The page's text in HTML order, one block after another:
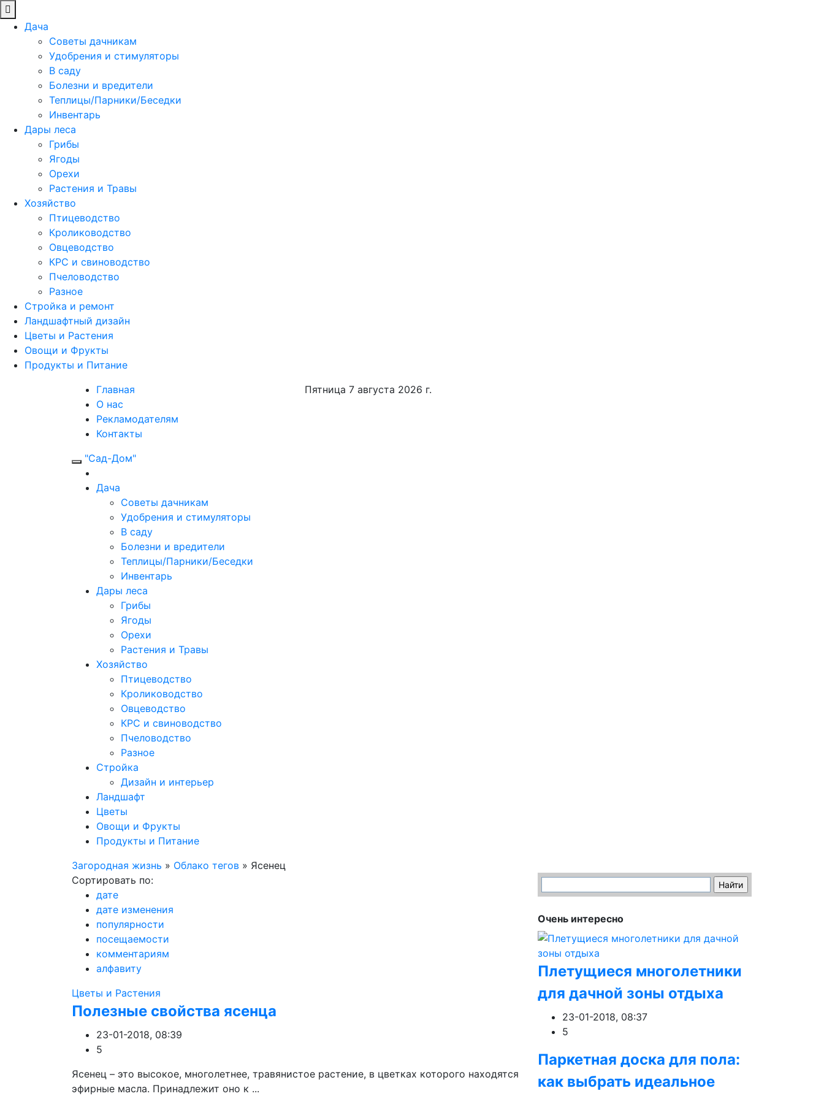
Дача
Советы дачникам
Удобрения и стимуляторы
В саду
Болезни и вредители
Теплицы/Парники/Беседки
Инвентарь
Дары леса
Грибы
Ягоды
Орехи
Растения и Травы
Хозяйство
Птицеводство
Кролиководство
Овцеводство
КРС и свиноводство
Пчеловодство
Разное
Стройка и ремонт
Ландшафтный дизайн
Цветы и Растения
Овощи и Фрукты
Продукты и Питание
Главная
О нас
Рекламодателям
Контакты
Пятница 7 августа 2026 г.
"Сад-Дом"
Дача
Советы дачникам
Удобрения и стимуляторы
В саду
Болезни и вредители
Теплицы/Парники/Беседки
Инвентарь
Дары леса
Грибы
Ягоды
Орехи
Растения и Травы
Хозяйство
Птицеводство
Кролиководство
Овцеводство
КРС и свиноводство
Пчеловодство
Разное
Стройка
Дизайн и интерьер
Ландшафт
Цветы
Овощи и Фрукты
Продукты и Питание
Загородная жизнь » Облако тегов » Ясенец
Сортировать по:
дате
дате изменения
популярности
посещаемости
комментариям
алфавиту
Цветы и Растения
Полезные свойства ясенца
23-01-2018, 08:39
5
Ясенец – это высокое, многолетнее, травянистое растение, в цветках которого находятся
эфирные масла. Принадлежит оно к ...
Очень интересно
Плетущиеся многолетники
для дачной зоны отдыха
23-01-2018, 08:37
5
Паркетная доска для пола:
как выбрать идеальное